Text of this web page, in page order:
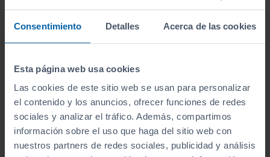
Consentimiento Detalles Acerca de las cookies
Esta página web usa cookies
Las cookies de este sitio web se usan para personalizar
el contenido y los anuncios, ofrecer funciones de redes
sociales y analizar el tráfico. Además, compartimos
información sobre el uso que haga del sitio web con
nuestros partners de redes sociales, publicidad y análisis